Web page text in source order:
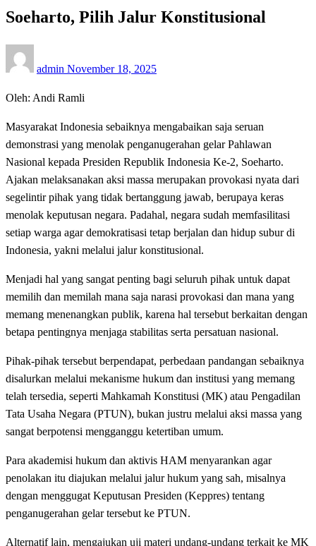
Soeharto, Pilih Jalur Konstitusional
admin on
November 18, 2025
Oleh: Andi Ramli
Masyarakat Indonesia sebaiknya mengabaikan saja seruan
demonstrasi yang menolak penganugerahan gelar Pahlawan
Nasional kepada Presiden Republik Indonesia Ke-2, Soeharto.
Ajakan melaksanakan aksi massa merupakan provokasi nyata dari
segelintir pihak yang tidak bertanggung jawab, berupaya keras
menolak keputusan negara. Padahal, negara sudah memfasilitasi
setiap warga agar demokratisasi tetap berjalan dan hidup subur di
Indonesia, yakni melalui jalur konstitusional.
Menjadi hal yang sangat penting bagi seluruh pihak untuk dapat
memilih dan memilah mana saja narasi provokasi dan mana yang
memang menenangkan publik, karena hal tersebut berkaitan dengan
betapa pentingnya menjaga stabilitas serta persatuan nasional.
Pihak-pihak tersebut berpendapat, perbedaan pandangan sebaiknya
disalurkan melalui mekanisme hukum dan institusi yang memang
telah tersedia, seperti Mahkamah Konstitusi (MK) atau Pengadilan
Tata Usaha Negara (PTUN), bukan justru melalui aksi massa yang
sangat berpotensi mengganggu ketertiban umum.
Para akademisi hukum dan aktivis HAM menyarankan agar
penolakan itu diajukan melalui jalur hukum yang sah, misalnya
dengan menggugat Keputusan Presiden (Keppres) tentang
penganugerahan gelar tersebut ke PTUN.
Alternatif lain, mengajukan uji materi undang-undang terkait ke MK